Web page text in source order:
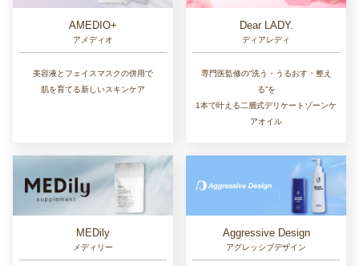
AMEDIO+
アメディオ
美容液とフェイスマスクの併用で
肌を育てる新しいスキンケア
Dear LADY.
ディアレディ
専門医監修の“洗う・うるおす・整え
る”を
1本で叶える二層式デリケートゾーンケ
アオイル
MEDily
メディリー
Aggressive Design
アグレッシブデザイン